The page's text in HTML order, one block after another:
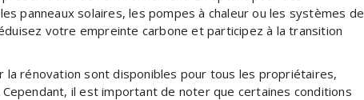
panneaux solaires, les pompes à chaleur ou les systèmes de
votre empreinte carbone et participez à la transition
la rénovation sont disponibles pour tous les propriétaires,
Cependant, il est important de noter que certaines conditions